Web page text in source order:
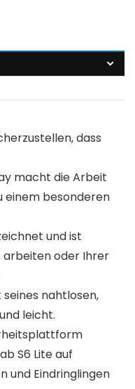
dass
macht die Arbeit
einem besonderen
und ist
arbeiten oder Ihrer
seines nahtlosen,
leicht.
S6 Lite auf
und Eindringlingen